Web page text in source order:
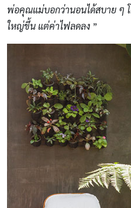
พ่อคุณแม่บอกว่านอนได้สบาย ๆ
ใหญ่ขึ้น แต่ค่าไฟลดลง ”